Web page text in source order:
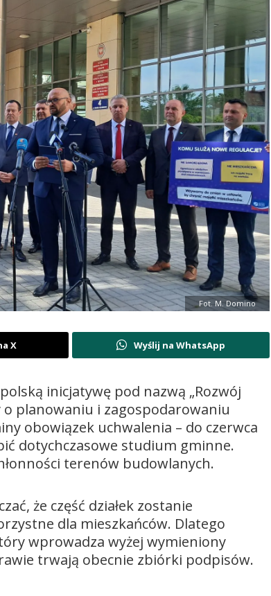
Fot. M. Domino
X Wyślij na WhatsApp
inicjatywę pod nazwą „Rozwój
planowaniu i zagospodarowaniu
obowiązek uchwalenia – do czerwca
dotychczasowe studium gminne.
terenów budowlanych.
że część działek zostanie
dla mieszkańców. Dlatego
wprowadza wyżej wymieniony
trwają obecnie zbiórki podpisów.